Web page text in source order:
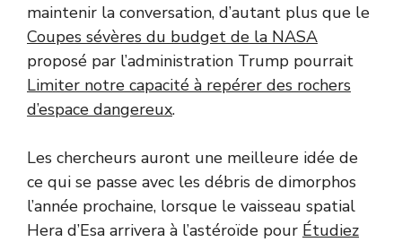
maintenir la conversation, d’autant plus que le
Coupes sévères du budget de la NASA
proposé par l’administration Trump pourrait
Limiter notre capacité à repérer des rochers
d’espace dangereux.
Les chercheurs auront une meilleure idée de
ce qui se passe avec les débris de dimorphos
l’année prochaine, lorsque le vaisseau spatial
Hera d’Esa arrivera à l’astéroïde pour Étudiez